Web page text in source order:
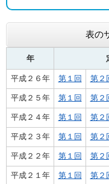
表の
年
平成２６年 第１回 第２
平成２５年 第１回 第２
平成２４年 第１回 第２
平成２３年 第１回 第２
平成２２年 第１回 第２
平成２１年 第１回 第２